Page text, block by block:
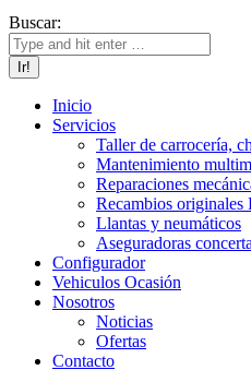
Buscar:
Inicio
Servicios
Taller de carrocería,
Mantenimiento
Reparaciones
Recambios originales
Llantas y neumáticos
Aseguradoras
Configurador
Vehiculos Ocasión
Nosotros
Noticias
Ofertas
Contacto